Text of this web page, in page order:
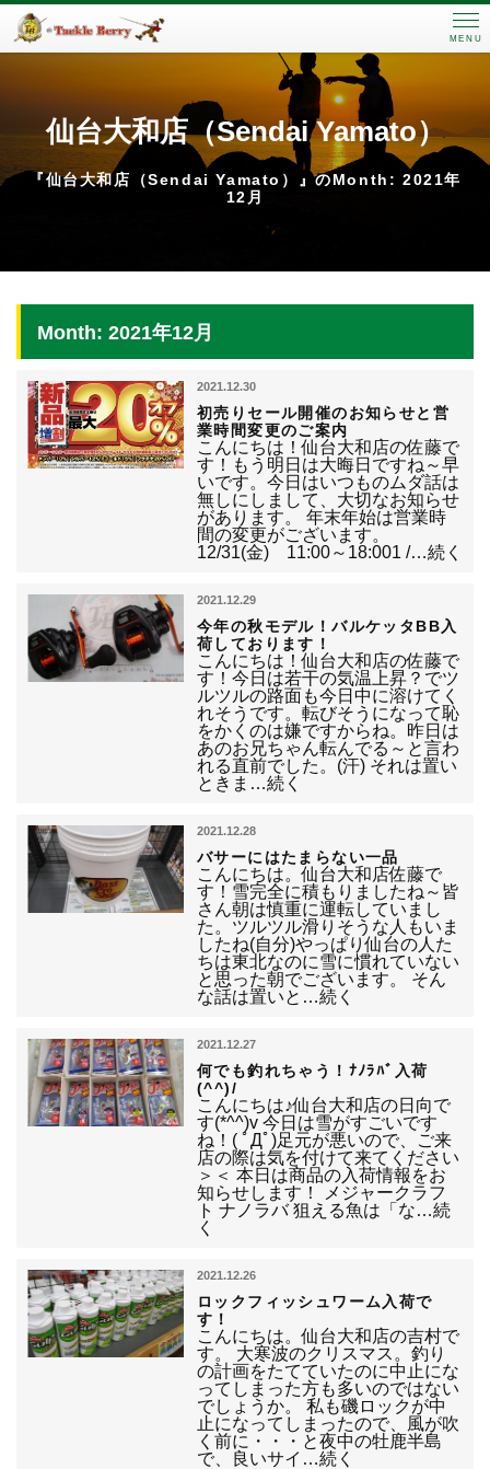
MENU
仙台大和店（Sendai Yamato）
『仙台大和店（Sendai Yamato）』のMonth: 2021年
12月
Month: 2021年12月
2021.12.30
初売りセール開催のお知らせと営
業時間変更のご案内
こんにちは！仙台大和店の佐藤で
す！もう明日は大晦日ですね～早
いです。今日はいつものムダ話は
無しにしまして、大切なお知らせ
があります。 年末年始は営業時
間の変更がございます。
12/31(金) 11:00～18:001 /…続く
2021.12.29
今年の秋モデル！バルケッタBB入
荷しております！
こんにちは！仙台大和店の佐藤で
す！今日は若干の気温上昇？でツ
ルツルの路面も今日中に溶けてく
れそうです。転びそうになって恥
をかくのは嫌ですからね。昨日は
あのお兄ちゃん転んでる～と言わ
れる直前でした。(汗) それは置い
ときま…続く
2021.12.28
バサーにはたまらない一品
こんにちは。仙台大和店佐藤で
す！雪完全に積もりましたね～皆
さん朝は慎重に運転していまし
た。ツルツル滑りそうな人もいま
したね(自分)やっぱり仙台の人た
ちは東北なのに雪に慣れていない
と思った朝でございます。 そん
な話は置いと…続く
2021.12.27
何でも釣れちゃう！ﾅﾉﾗﾊﾞ入荷
(^^)/
こんにちは♪仙台大和店の日向で
す(*^^)v 今日は雪がすごいです
ね！( ﾟДﾟ)足元が悪いので、ご来
店の際は気を付けて来てください
＞＜ 本日は商品の入荷情報をお
知らせします！ メジャークラフ
ト ナノラバ 狙える魚は「な…続
く
2021.12.26
ロックフィッシュワーム入荷で
す！
こんにちは。仙台大和店の吉村で
す。 大寒波のクリスマス。釣り
の計画をたてていたのに中止にな
ってしまった方も多いのではない
でしょうか。 私も磯ロックが中
止になってしまったので、風が吹
く前に・・・と夜中の牡鹿半島
で、良いサイ…続く